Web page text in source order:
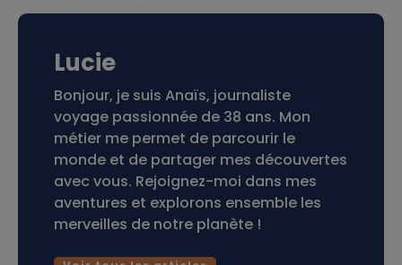
Lucie
Bonjour, je suis Anaïs, journaliste
voyage passionnée de 38 ans. Mon
métier me permet de parcourir le
monde et de partager mes découvertes
avec vous. Rejoignez-moi dans mes
aventures et explorons ensemble les
merveilles de notre planète !